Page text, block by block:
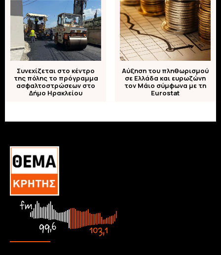
Συνεχίζεται στο κέντρο
της πόλης το πρόγραμμα
ασφαλτοστρώσεων στο
Δήμο Ηρακλείου
Αύξηση του πληθωρισμού
σε Ελλάδα και ευρωζώνη
τον Μάιο σύμφωνα με τη
Eurostat